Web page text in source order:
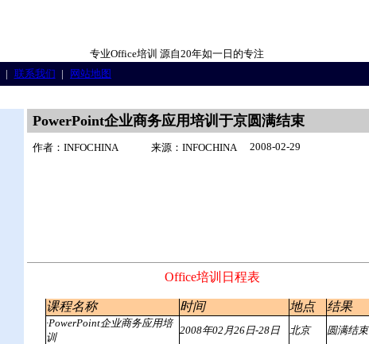
专业Office培训 源自20年如一日的专注
| 联系我们 | 网站地图
PowerPoint企业商务应用培训于京圆满结束
作者：INFOCHINA 来源：INFOCHINA 2008-02-29
Office培训日程表
课程名称 时间 地点 结果
·PowerPoint企业商务应用培
训
2008年02月26日-28日 北京
圆满结束